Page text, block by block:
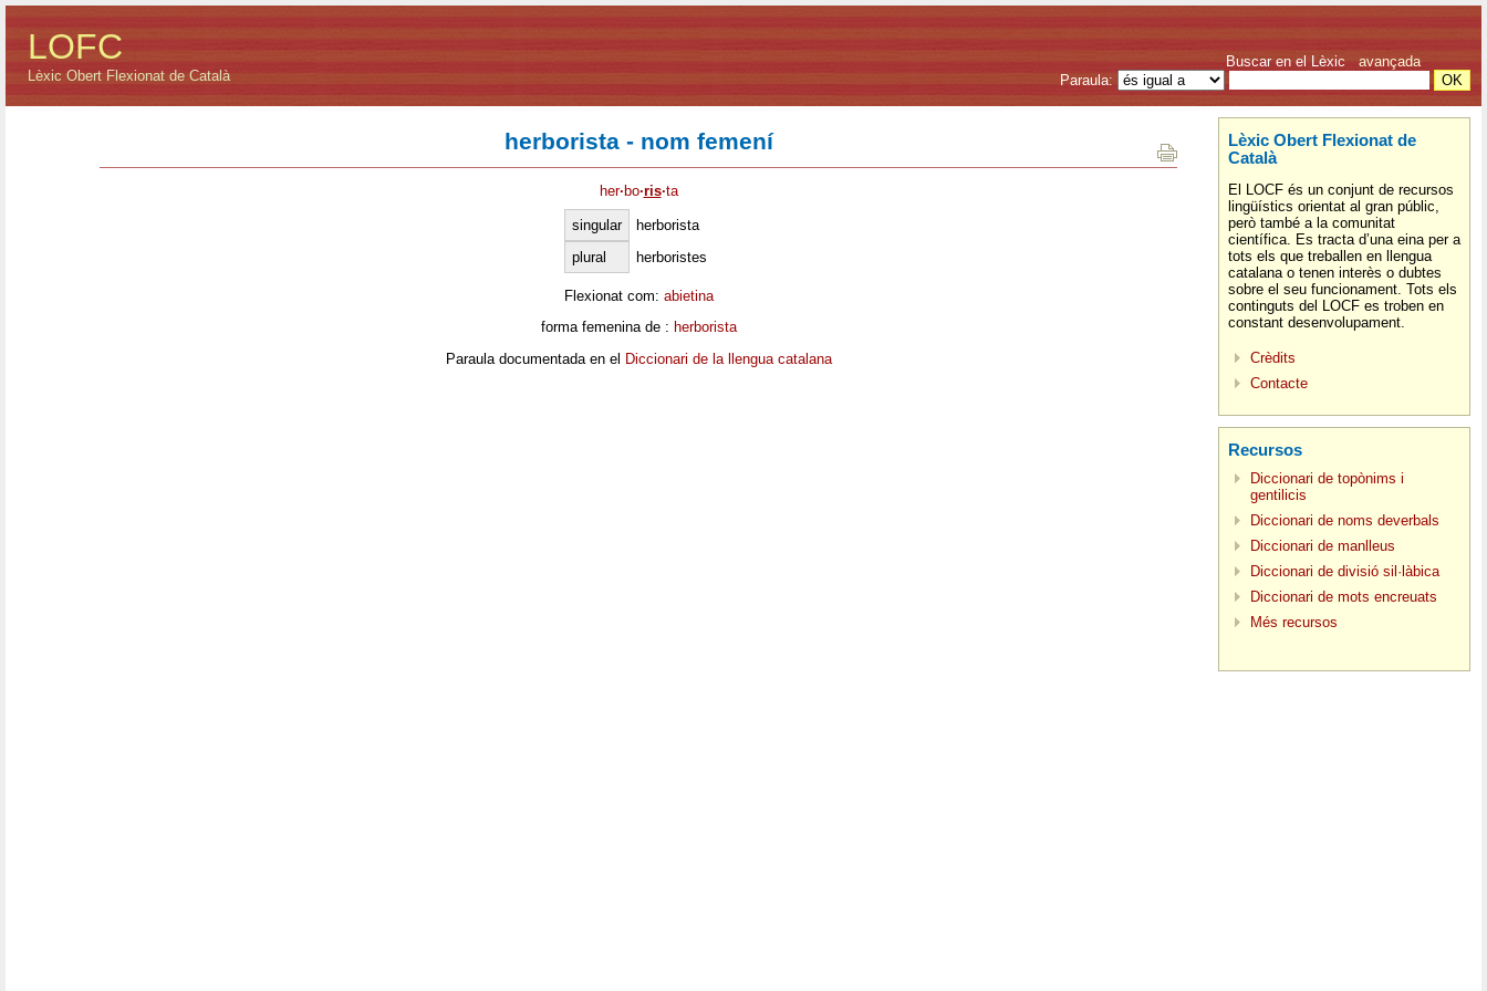
LOFC
Lèxic Obert Flexionat de Català
Buscar en el Lèxic avançada
Paraula:
herborista - nom femení
her· bo·ris·ta
singular
herborista
plural
herboristes
Flexionat com: abietina
forma femenina de : herborista
Paraula documentada en el Diccionari de la llengua catalana
Lèxic Obert Flexionat de
Català
El LOCF és un conjunt de recursos
lingüístics orientat al gran públic,
però també a la comunitat
científica. Es tracta d’una eina per a
tots els que treballen en llengua
catalana o tenen interès o dubtes
sobre el seu funcionament. Tots els
continguts del LOCF es troben en
constant desenvolupament.
Crèdits
Contacte
Recursos
Diccionari de topònims i
gentilicis
Diccionari de noms deverbals
Diccionari de manlleus
Diccionari de divisió sil·làbica
Diccionari de mots encreuats
Més recursos